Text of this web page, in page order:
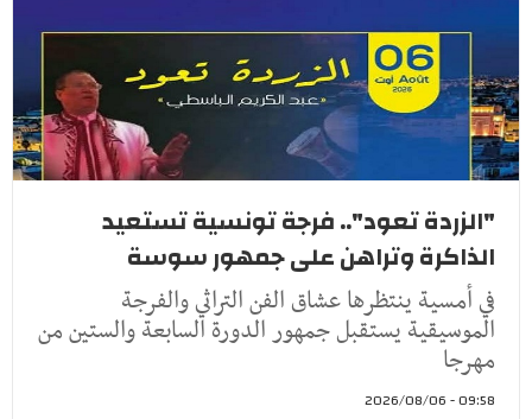
"الزردة تعود".. فرجة تونسية تستعيد
الذاكرة وتراهن على جمهور سوسة
في أمسية ينتظرها عشاق الفن التراثي والفرجة
الموسيقية يستقبل جمهور الدورة السابعة والستين من
مهرجا
09:58 - 2026/08/06